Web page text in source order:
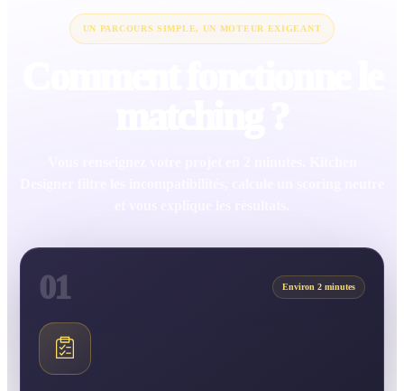
UN PARCOURS SIMPLE, UN MOTEUR EXIGEANT
01 Environ 2 minutes